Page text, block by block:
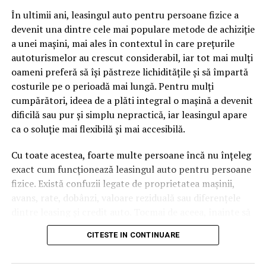
cuvinte tematice, scrise exact în limbajul în care se
caută.
Apoi vine partea de comportament. O pagină pe care
vizitatorii stau zece, cincisprezece minute ca să
urmărească replay-ul trimite un semnal greu de ignorat.
Google nu îți măsoară direct satisfacția, însă timpul
petrecut, scrollul și revenirile spun ceva despre cât de
util e materialul.
Și mai e ceva ce se uită ușor. Un webinar reușit atrage
linkuri aproape de la sine. Cineva îl menționează într-un
newsletter, altcineva îl citează într-un articol, un
partener îl trimite în comunitatea lui. Fiecare astfel de
tău, iar autoritatea e moneda forte în SEO.
În ultimii ani, leasingul auto pentru persoane fizice a
devenit una dintre cele mai populare metode de achiziție
a unei mașini, mai ales în contextul în care prețurile
autoturismelor au crescut considerabil, iar tot mai mulți
oameni preferă să își păstreze lichiditățile și să împartă
costurile pe o perioadă mai lungă. Pentru mulți
cumpărători, ideea de a plăti integral o mașină a devenit
dificilă sau pur și simplu nepractică, iar leasingul apare
ca o soluție mai flexibilă și mai accesibilă.
Cu toate acestea, foarte multe persoane încă nu înțeleg
exact cum funcționează leasingul auto pentru persoane
fizice. Există confuzii legate de proprietatea mașinii,
avans, rate, dobânzi, valoare reziduală sau diferențele
semnezi orice contract, este important să înțelegi clar
mecanismul acestui tip de finanțare și să știi la ce să fii
CITESTE IN CONTINUARE